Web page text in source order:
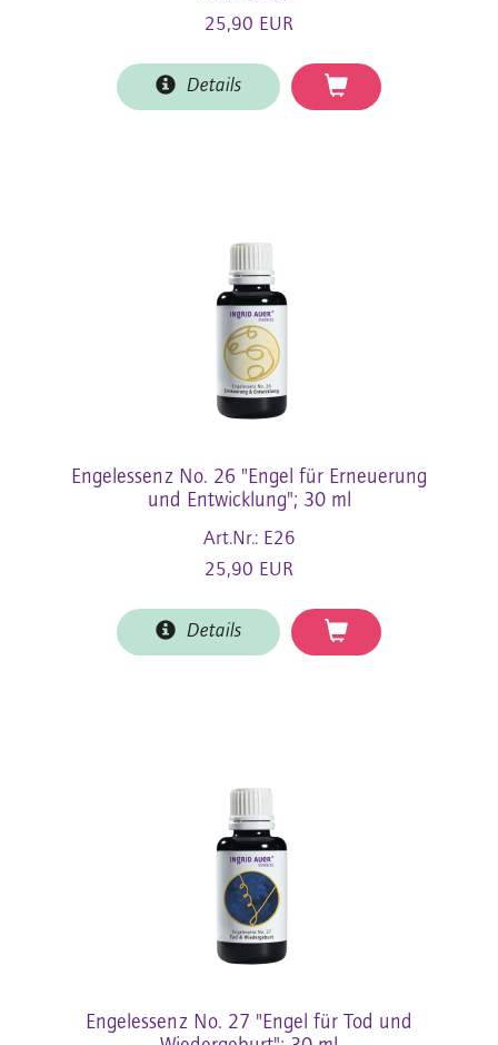
25,90 EUR
Details
Engelessenz No. 26 "Engel für Erneuerung
und Entwicklung"; 30 ml
Art.Nr.: E26
25,90 EUR
Details
Engelessenz No. 27 "Engel für Tod und